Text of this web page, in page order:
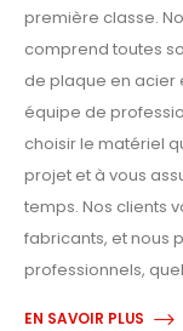
première classe.
comprend toutes
de plaque en acier
équipe de
choisir le matériel
projet et à vous
temps. Nos clients
fabricants, et nous
professionnels,
EN SAVOIR PLUS